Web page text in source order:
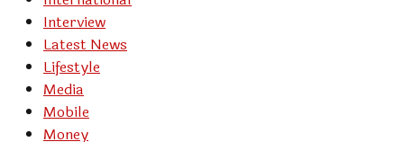
Interview
Latest News
Lifestyle
Media
Mobile
Money